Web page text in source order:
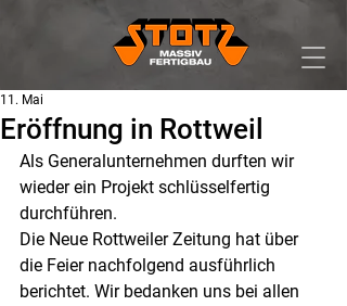
Eröffnung in Rottweil
11. Mai
Als Generalunternehmen durften wir
wieder ein Projekt schlüsselfertig
durchführen.
Die Neue Rottweiler Zeitung hat über
die Feier nachfolgend ausführlich
berichtet. Wir bedanken uns bei allen